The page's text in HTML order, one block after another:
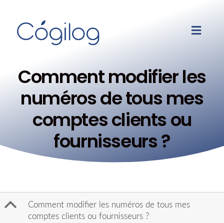
Comment modifier les
numéros de tous mes
comptes clients ou
fournisseurs ?
B
Comment modifier les numéros de tous mes
comptes clients ou fournisseurs ?